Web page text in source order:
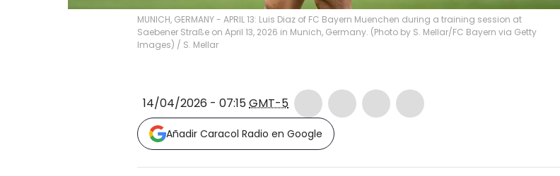
MUNICH, GERMANY - APRIL 13: Luis Diaz of FC Bayern Muenchen during a training session at
Saebener Straße on April 13, 2026 in Munich, Germany. (Photo by S. Mellar/FC Bayern via Getty
Images) / S. Mellar
14/04/2026 - 07:15GMT-5
Añadir Caracol Radio en Google